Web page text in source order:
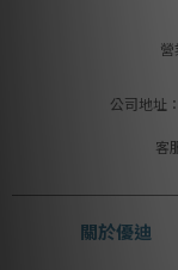
公司地址：
客
關於優迪